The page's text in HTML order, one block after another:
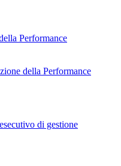
Performance
della Performance
di gestione